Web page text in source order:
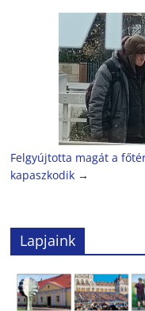
Felgyújtotta magát a
kapaszkodik →
Lapjaink